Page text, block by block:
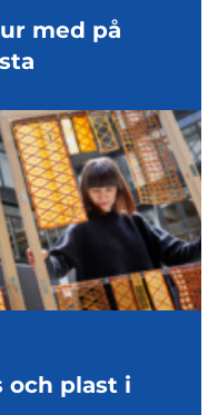
med på
och plast i